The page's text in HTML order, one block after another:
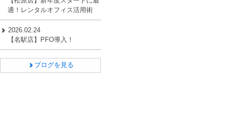
適！レンタルオフィス活用術
2026.02.24
【名駅店】PFO導入！
ブログを見る